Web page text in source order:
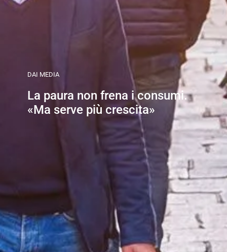
DAI MEDIA
La paura non frena i consumi.
«Ma serve più crescita»